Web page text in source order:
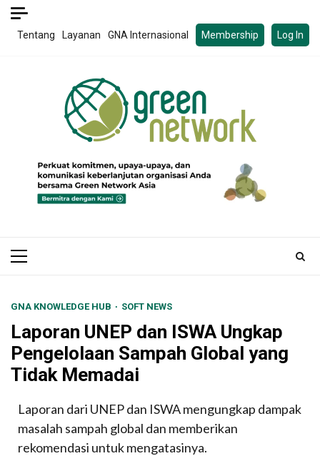
Skip
Tentang Layanan GNA Internasional Membership Log In
Primary
GNA KNOWLEDGE HUB SOFT NEWS
Laporan UNEP dan ISWA Ungkap
Pengelolaan Sampah Global yang
Tidak Memadai
Laporan dari UNEP dan ISWA mengungkap dampak
masalah sampah global dan memberikan
rekomendasi untuk mengatasinya.